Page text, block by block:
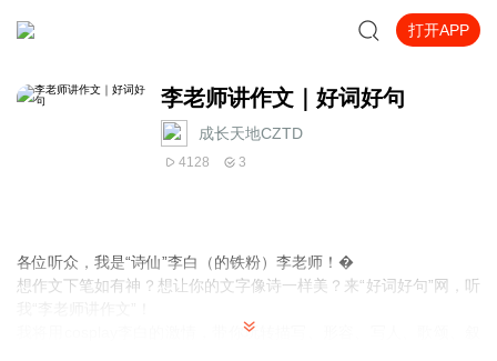
打开APP
李老师讲作文｜好词好句
成长天地CZTD
4128 3
各位听众，我是“诗仙”李白（的铁粉）李老师！�
想作文下笔如有神？想让你的文字像诗一样美？来“好词好句”网，听
我将用cosplay李白的激情，带你玩转描写、形容、写人、歌颂、叙